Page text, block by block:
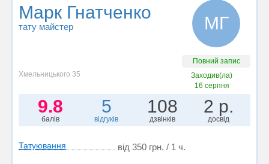
Марк Гнатченко
тату майстер МГ
Повний запис
Хмельницького 35
Заходив(ла)
16 серпня
9.8
балів
5
відгуків
108
дзвінків
2 р.
досвід
Татуювання від 350 грн. / 1 ч.